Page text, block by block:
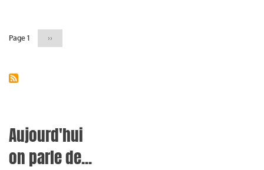
Page 1
Page
››
Aujourd'hui
on parle de...